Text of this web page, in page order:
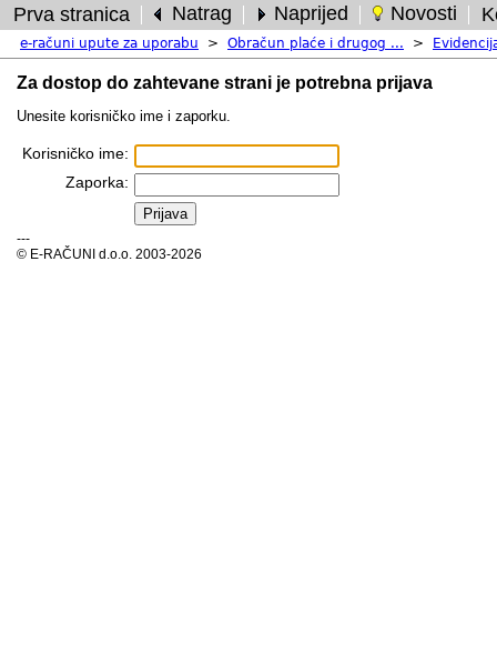
Prva stranica Natrag Naprijed Novosti
e-računi upute za uporabu > Obračun plaće i drugog ... >
Za dostop do zahtevane strani je potrebna prijava
Unesite korisničko ime i zaporku.
Korisničko ime:
Zaporka:
---
© E-RAČUNI d.o.o. 2003-2026